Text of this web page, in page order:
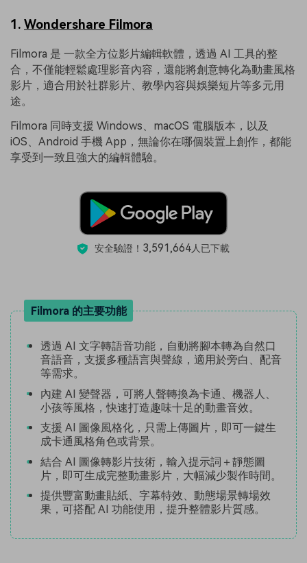
1. Wondershare Filmora
Filmora 是 一款全方位影片編輯軟體，透過 AI 工具的整
合，不僅能輕鬆處理影音內容，還能將創意轉化為動畫風格
影片，適合用於社群影片、教學內容與娛樂短片等多元用
途。
Filmora 同時支援 Windows、macOS 電腦版本，以及
iOS、Android 手機 App，無論你在哪個裝置上創作，都能
享受到一致且強大的編輯體驗。
安全驗證！ 3,591,664人已下載
Filmora 的主要功能
透過 AI 文字轉語音功能，自動將腳本轉為自然口
音語音，支援多種語言與聲線，適用於旁白、配音
等需求。
內建 AI 變聲器，可將人聲轉換為卡通、機器人、
小孩等風格，快速打造趣味十足的動畫音效。
支援 AI 圖像風格化，只需上傳圖片，即可一鍵生
成卡通風格角色或背景。
結合 AI 圖像轉影片技術，輸入提示詞＋靜態圖
片，即可生成完整動畫影片，大幅減少製作時間。
提供豐富動畫貼紙、字幕特效、動態場景轉場效
果，可搭配 AI 功能使用，提升整體影片質感。